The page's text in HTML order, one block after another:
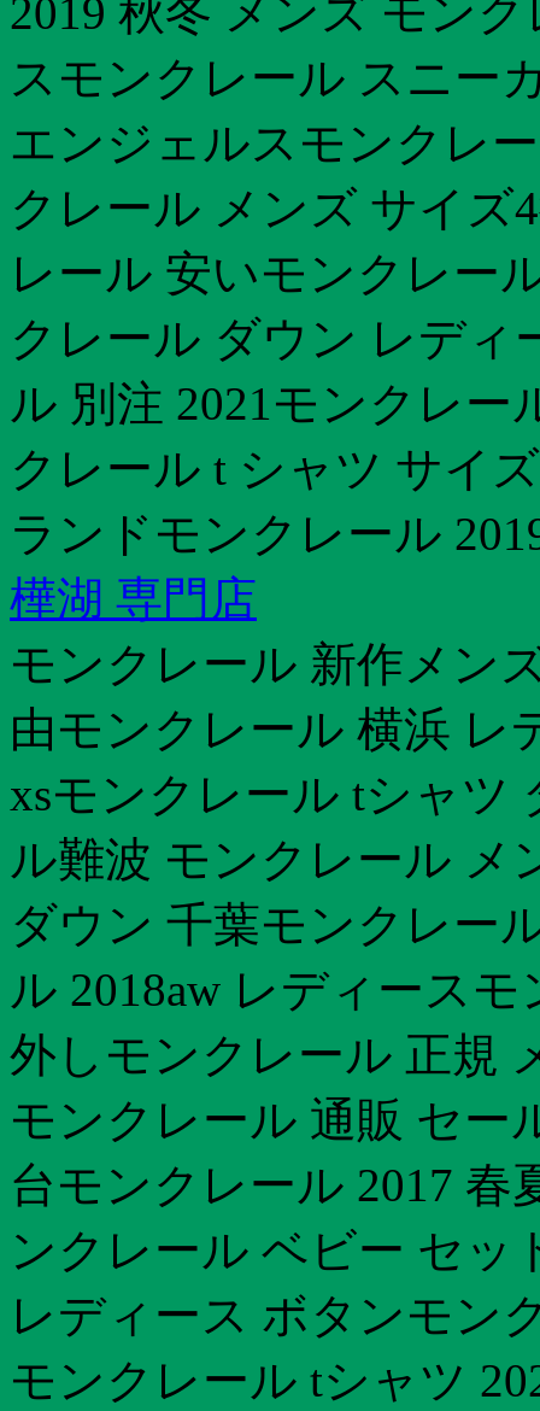
2019 秋冬 メンズ モン
スモンクレール スニー
エンジェルスモンクレ
クレール メンズ サイズ
レール 安いモンクレー
クレール ダウン レディ
ル 別注 2021モンクレ
クレール t シャツ サイ
ランドモンクレール
樺湖 専門店
モンクレール 新作メン
由モンクレール 横浜 レ
xsモンクレール tシャツ
ル難波 モンクレール メ
ダウン 千葉モンクレー
ル 2018aw レディース
外しモンクレール 正規
モンクレール 通販 セー
台モンクレール 2017 春
ンクレール ベビー セ
レディース ボタンモン
モンクレール tシャツ